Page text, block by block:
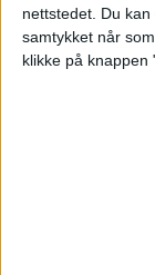
nettstedet. Du
samtykket når
klikke på knappen